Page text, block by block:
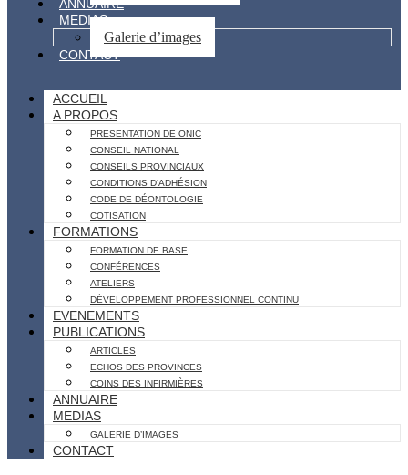
ANNUAIRE
MEDIAS
Galerie d’images
CONTACT
ACCUEIL
A PROPOS
PRESENTATION DE ONIC
CONSEIL NATIONAL
CONSEILS PROVINCIAUX
CONDITIONS D’ADHÉSION
CODE DE DÉONTOLOGIE
COTISATION
FORMATIONS
FORMATION DE BASE
CONFÉRENCES
ATELIERS
DÉVELOPPEMENT PROFESSIONNEL CONTINU
EVENEMENTS
PUBLICATIONS
ARTICLES
ECHOS DES PROVINCES
COINS DES INFIRMIÈRES
ANNUAIRE
MEDIAS
GALERIE D’IMAGES
CONTACT